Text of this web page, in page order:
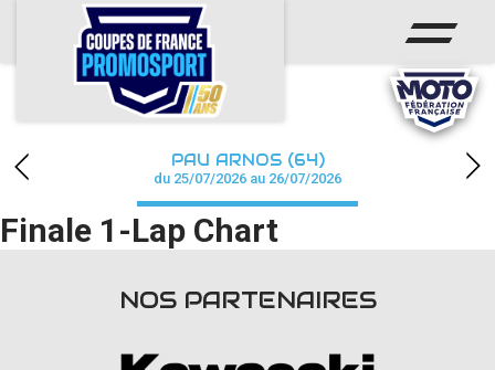
ACCUEIL
ACTUS
CALENDRIER
CHAMPIONNAT
RÉSULTATS
PAU ARNOS (64)
du 25/07/2026 au 26/07/2026
Finale 1-Lap Chart
NOS PARTENAIRES